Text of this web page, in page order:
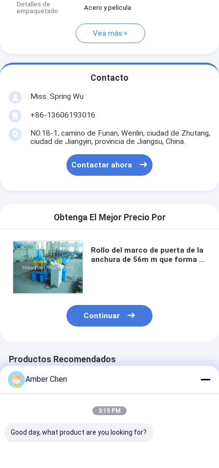
Detalles de
empaquetado
Acero y película
Vea más
Contacto
Miss. Spring Wu
+86-13606193016
NO.18-1, camino de Funan, Wenlin, ciudad de Zhutang,
ciudad de Jiangyin, provincia de Jiangsu, China.
Contactar ahora
Obtenga El Mejor Precio Por
Rollo del marco de puerta de la
anchura de 56m m que forma la
Continuar
Productos Recomendados
Amber Chen
3:15 PM
Good day, what product are you looking for?